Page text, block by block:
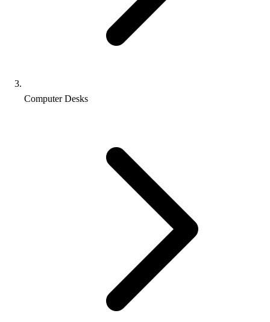
Computer Desks